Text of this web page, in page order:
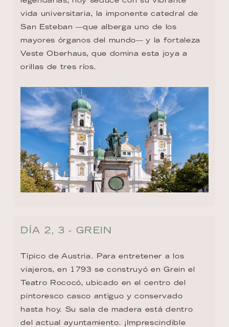
vida universitaria, la imponente catedral de
San Esteban —que alberga uno de los
mayores órganos del mundo— y la fortaleza
Veste Oberhaus, que domina esta joya a
orillas de tres ríos.
DÍA 2, 3 - GREIN
Típico de Austria. Para entretener a los
viajeros, en 1793 se construyó en Grein el
Teatro Rococó, ubicado en el centro del
pintoresco casco antiguo y conservado
hasta hoy. Su sala de madera está dentro
del actual ayuntamiento. ¡Imprescindible